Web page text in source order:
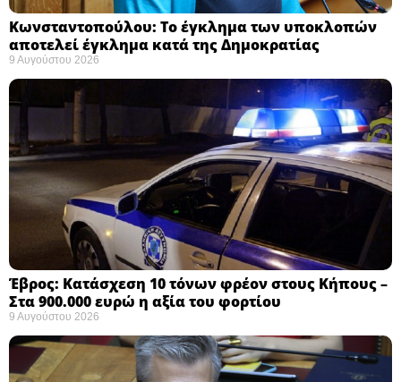
Κωνσταντοπούλου: Το έγκλημα των υποκλοπών
αποτελεί έγκλημα κατά της Δημοκρατίας ​
9 Αυγούστου 2026
Έβρος: Κατάσχεση 10 τόνων φρέον στους Κήπους –
Στα 900.000 ευρώ η αξία του φορτίου ​
9 Αυγούστου 2026